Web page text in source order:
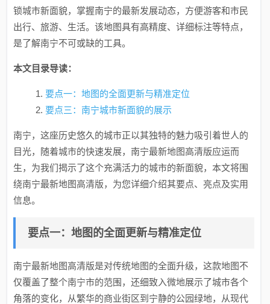
锁城市新面貌，掌握南宁的最新发展动态，方便游客和市民
出行、旅游、生活。该地图具有高精度、详细标注等特点，
是了解南宁不可或缺的工具。
本文目录导读：
要点一：地图的全面更新与精准定位
要点三：南宁城市新面貌的展示
南宁，这座历史悠久的城市正以其独特的魅力吸引着世人的
目光，随着城市的快速发展，南宁最新地图高清版应运而
生，为我们揭示了这个充满活力的城市的新面貌，本文将围
绕南宁最新地图高清版，为您详细介绍其要点、亮点及实用
信息。
要点一：地图的全面更新与精准定位
南宁最新地图高清版是对传统地图的全面升级，这款地图不
仅覆盖了整个南宁市的范围，还细致入微地展示了城市各个
角落的变化，从繁华的商业街区到宁静的公园绿地，从现代